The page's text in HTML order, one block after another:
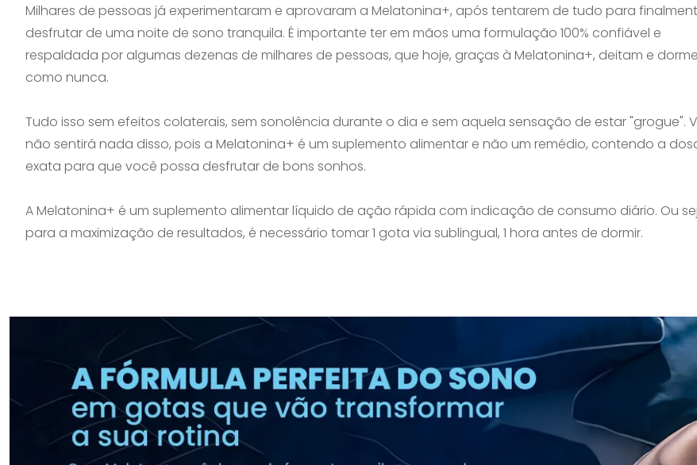
Milhares de pessoas já experimentaram e aprovaram a Melatonina+, após tentarem de tudo para
desfrutar de uma noite de sono tranquila. É importante ter em mãos uma formulação 100% confiável e
respaldada por algumas dezenas de milhares de pessoas, que hoje, graças à Melatonina+, deitam e
como nunca.
Tudo isso sem efeitos colaterais, sem sonolência durante o dia e sem aquela sensação de estar "grogue".
não sentirá nada disso, pois a Melatonina+ é um suplemento alimentar e não um remédio, contendo a
exata para que você possa desfrutar de bons sonhos.
A Melatonina+ é um suplemento alimentar líquido de ação rápida com indicação de consumo diário. Ou
para a maximização de resultados, é necessário tomar 1 gota via sublingual, 1 hora antes de dormir.